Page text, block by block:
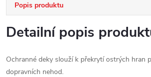
Popis produktu
Detailní popis
Ochranné deky slouží k překrytí ostrých hran
dopravních nehod.